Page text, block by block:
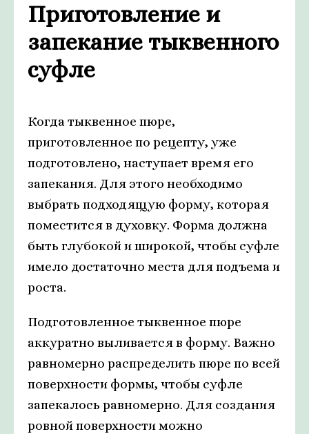
Приготовление и
запекание тыквенного
суфле
Когда тыквенное пюре,
приготовленное по рецепту, уже
подготовлено, наступает время его
запекания. Для этого необходимо
выбрать подходящую форму, которая
поместится в духовку. Форма должна
быть глубокой и широкой, чтобы суфле
имело достаточно места для подъема и
роста.
Подготовленное тыквенное пюре
аккуратно выливается в форму. Важно
равномерно распределить пюре по всей
поверхности формы, чтобы суфле
запекалось равномерно. Для создания
ровной поверхности можно